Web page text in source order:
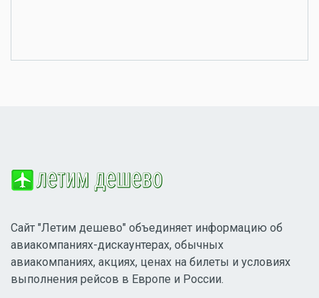
Сайт "Летим дешево" объединяет информацию об
авиакомпаниях-дискаунтерах, обычных
авиакомпаниях, акциях, ценах на билеты и условиях
выполнения рейсов в Европе и России.